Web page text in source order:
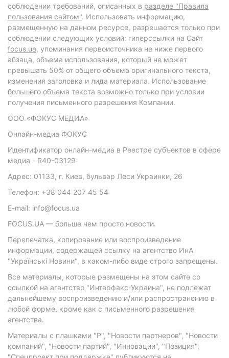
соблюдении требований, описанных в разделе "Правила
пользования сайтом". Использовать информацию,
размещенную на данном ресурсе, разрешается только при
соблюдении следующих условий: гиперссылки на Сайт
focus.ua, упоминания первоисточника не ниже первого
абзаца, объема использования, который не может
превышать 50% от общего объема оригинального текста,
изменения заголовка и лида материала. Использование
большего объема текста возможно только при условии
получения письменного разрешения Компании.
ООО «ФОКУС МЕДИА»
Онлайн-медиа ФОКУС
Идентификатор онлайн-медиа в Реестре субъектов в сфере
медиа - R40-03129
Адрес: 01133, г. Киев, бульвар Леси Украинки, 26
Телефон: +38 044 207 45 54
E-mail: info@focus.ua
FOCUS.UA — больше чем просто новости.
Перепечатка, копирование или воспроизведение
информации, содержащей ссылку на агентство ИнА
"Українські Новини", в каком-либо виде строго запрещены.
Все материалы, которые размещены на этом сайте со
ссылкой на агентство "Интерфакс-Украина", не подлежат
дальнейшему воспроизведению и/или распространению в
любой форме, кроме как с письменного разрешения
агентства.
Материалы с плашками "Р", "Новости партнеров", "Новости
компаний", "Новости партий", "Инновации", "Позиция",